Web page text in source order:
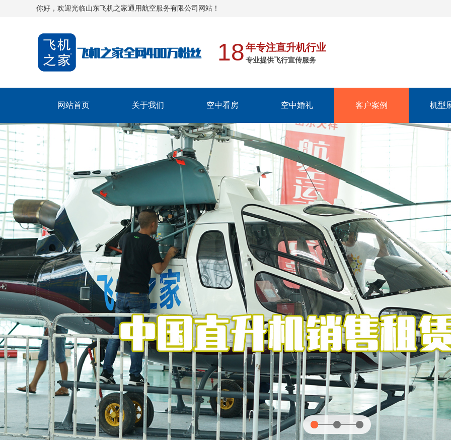
你好，欢迎光临山东飞机之家通用航空服务有限公司网站！
18年专注直升机行业
专业提供飞行宣传服务
网站首页 关于我们 空中看房 空中婚礼 客户案例 机型